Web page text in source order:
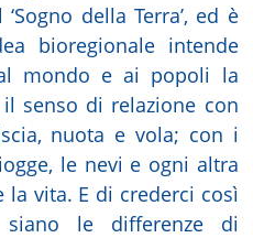
della Terra’, ed è
bioregionale intende
mondo e ai popoli la
senso di relazione con
nuota e vola; con i
le nevi e ogni altra
la vita. E di crederci così
le differenze di